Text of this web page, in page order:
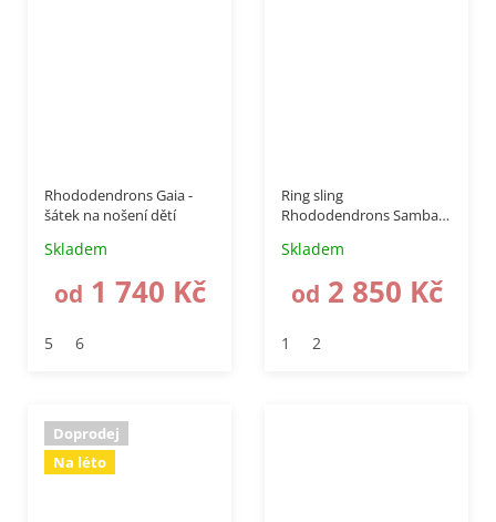
Rhododendrons Gaia -
šátek na nošení dětí
Skladem
od 1 740 Kč
5 6
Ring sling
Rhododendrons Samba -
Skladem
od 2 850 Kč
1 2
Doprodej
Na léto